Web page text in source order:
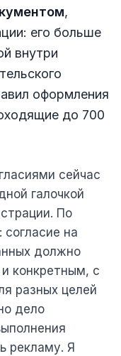
,
его больше
внутри
оформления
до 700
сейчас
галочкой
По
на
должно
конкретным, с
разных целей
дело
рекламу. Я